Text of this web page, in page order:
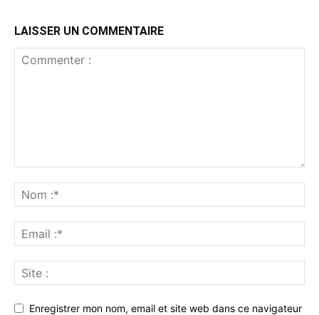
LAISSER UN COMMENTAIRE
Enregistrer mon nom, email et site web dans ce navigateur